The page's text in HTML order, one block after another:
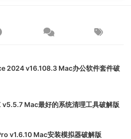
2024 v16.108.3 Mac办公软件套件破
Mac最好的系统清理工具破解版
v1.6.10 Mac安装模拟器破解版